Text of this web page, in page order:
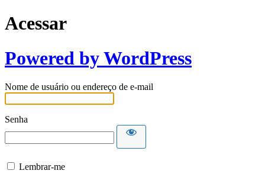
Acessar
Powered by WordPress
Nome de usuário ou endereço de e-mail
Senha
Lembrar-me